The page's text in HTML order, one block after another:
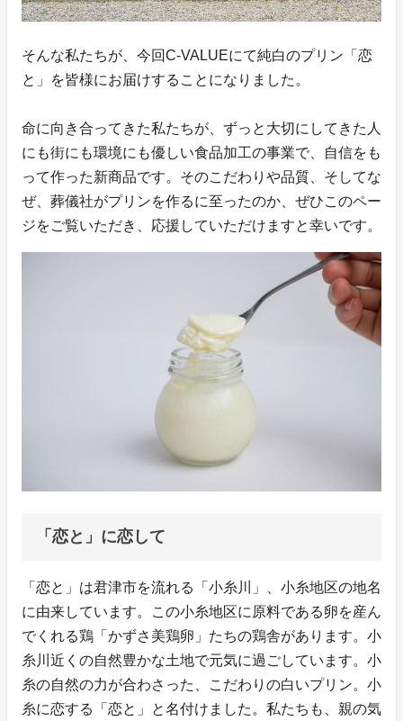
そんな私たちが、今回C-VALUEにて純白のプリン「恋
と」を皆様にお届けすることになりました。
命に向き合ってきた私たちが、ずっと大切にしてきた人
にも街にも環境にも優しい食品加工の事業で、自信をも
って作った新商品です。そのこだわりや品質、そしてな
ぜ、葬儀社がプリンを作るに至ったのか、ぜひこのペー
ジをご覧いただき、応援していただけますと幸いです。
「恋と」に恋して
「恋と」は君津市を流れる「小糸川」、小糸地区の地名
に由来しています。この小糸地区に原料である卵を産ん
でくれる鶏「かずさ美鶏卵」たちの鶏舎があります。小
糸川近くの自然豊かな土地で元気に過ごしています。小
糸の自然の力が合わさった、こだわりの白いプリン。小
糸に恋する「恋と」と名付けました。私たちも、親の気